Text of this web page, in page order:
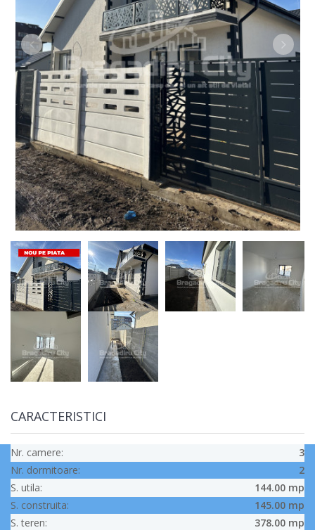
CARACTERISTICI
Nr. camere:
3
Nr. dormitoare:
2
S. utila:
144.00 mp
S. construita:
145.00 mp
S. teren:
378.00 mp